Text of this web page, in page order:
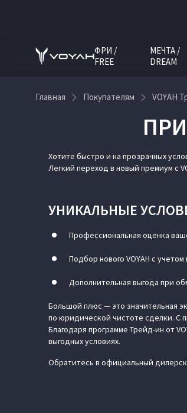
ФРИ /
FREE
МЕЧТА /
DREAM
Главная Покупателям VOYAH
VOYAH
Хотите быстро и на прозрачных
Легкий переход в новый премиум с
УНИКАЛЬНЫЕ
Профессиональная оценка
Подбор нового VOYAH с
Дополнительная выгода при
Большой плюс — это значительная
по юридической чистоте сделки. С
Благодаря программе Трейд-ин от
выгодных условиях.
Обратитесь в официальный